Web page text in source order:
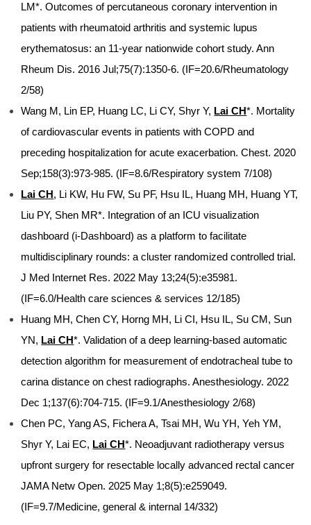
LM*. Outcomes of percutaneous coronary intervention in
patients with rheumatoid arthritis and systemic lupus
erythematosus: an 11-year nationwide cohort study. Ann
Rheum Dis. 2016 Jul;75(7):1350-6. (IF=20.6/Rheumatology
2/58)
Wang M, Lin EP, Huang LC, Li CY, Shyr Y, Lai CH*. Mortality
of cardiovascular events in patients with COPD and
preceding hospitalization for acute exacerbation. Chest. 2020
Sep;158(3):973-985. (IF=8.6/Respiratory system 7/108)
Lai CH, Li KW, Hu FW, Su PF, Hsu IL, Huang MH, Huang YT,
Liu PY, Shen MR*. Integration of an ICU visualization
dashboard (i-Dashboard) as a platform to facilitate
multidisciplinary rounds: a cluster randomized controlled trial.
J Med Internet Res. 2022 May 13;24(5):e35981.
(IF=6.0/Health care sciences & services 12/185)
Huang MH, Chen CY, Horng MH, Li CI, Hsu IL, Su CM, Sun
YN, Lai CH*. Validation of a deep learning-based automatic
detection algorithm for measurement of endotracheal tube to
carina distance on chest radiographs. Anesthesiology. 2022
Dec 1;137(6):704-715. (IF=9.1/Anesthesiology 2/68)
Chen PC, Yang AS, Fichera A, Tsai MH, Wu YH, Yeh YM,
Shyr Y, Lai EC, Lai CH*. Neoadjuvant radiotherapy versus
upfront surgery for resectable locally advanced rectal cancer
JAMA Netw Open. 2025 May 1;8(5):e259049.
(IF=9.7/Medicine, general & internal 14/332)